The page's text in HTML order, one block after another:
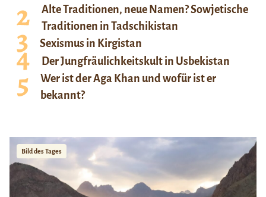
Alte Traditionen, neue Namen? Sowjetische
Traditionen in Tadschikistan
Sexismus in Kirgistan
Der Jungfräulichkeitskult in Usbekistan
Wer ist der Aga Khan und wofür ist er
bekannt?
Bild des Tages